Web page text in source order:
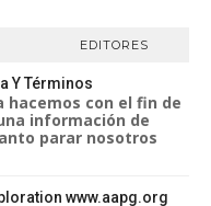
EDITORES
Y Términos
hacemos con el fin de
información de
parar nosotros
www.aapg.org